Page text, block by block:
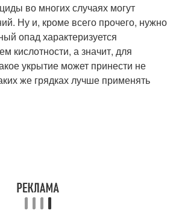
во многих случаях могут
Ну и, кроме всего прочего, нужно
опад характеризуется
кислотности, а значит, для
укрытие может принести не
же грядках лучше применять